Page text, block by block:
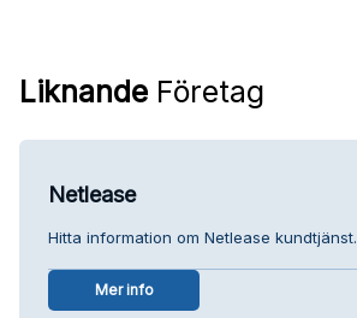
Liknande Företag
Netlease
Hitta information om Netlease kundtjänst.
Mer info